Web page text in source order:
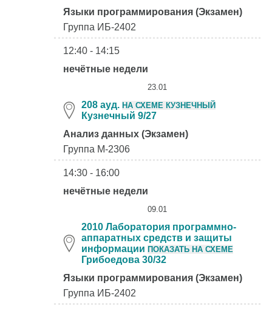
Языки программирования (Экзамен)
Группа ИБ-2402
12:40 - 14:15
нечётные недели
23.01
208 ауд. НА СХЕМЕ КУЗНЕЧНЫЙ
Кузнечный 9/27
Анализ данных (Экзамен)
Группа М-2306
14:30 - 16:00
нечётные недели
09.01
2010 Лаборатория программно-
аппаратных средств и защиты
информации ПОКАЗАТЬ НА СХЕМЕ
Грибоедова 30/32
Языки программирования (Экзамен)
Группа ИБ-2402